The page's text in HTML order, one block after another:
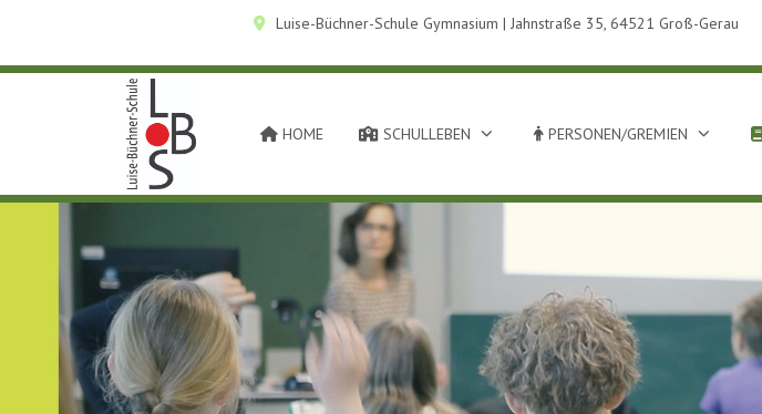
Luise-Büchner-Schule Gymnasium | Jahnstraße 35, 64521 Groß-Gerau
HOME SCHULLEBEN PERSONEN/GREMIEN